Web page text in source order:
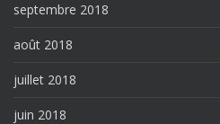
septembre 2018
août 2018
juillet 2018
juin 2018